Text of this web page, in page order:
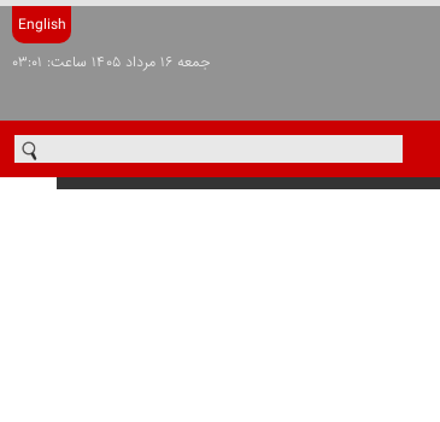
English
جمعه ۱۶ مرداد ۱۴۰۵ ساعت: ۰۳:۰۱